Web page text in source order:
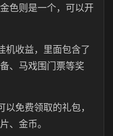
色则是一个，可以开
机收益，里面包含了
、马戏围门票等奖
免费领取的礼包，
、金币。